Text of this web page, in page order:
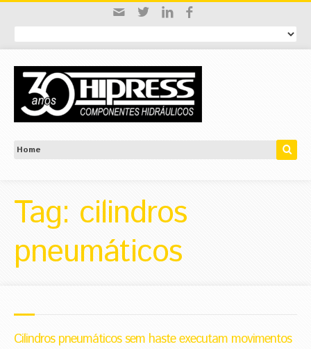
Tag: cilindros
pneumáticos
Cilindros pneumáticos sem haste executam movimentos